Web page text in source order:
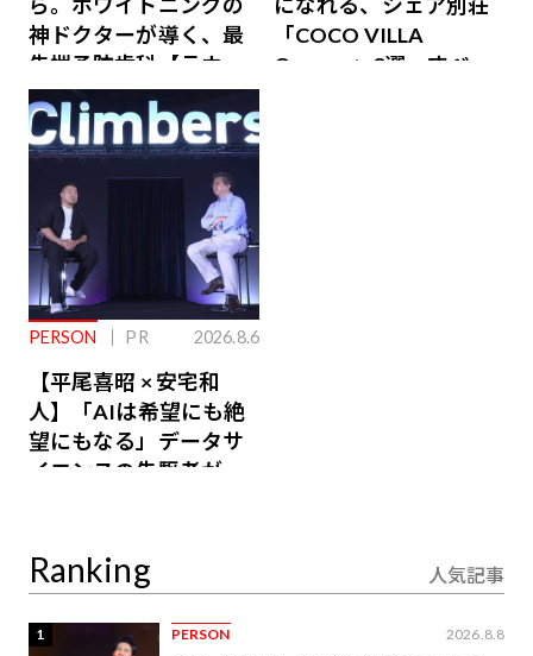
ら。ホワイトニングの
神ドクターが導く、最
先端予防歯科【ラウン
ジ会員特典あり】
になれる、シェア別荘
「COCO VILLA
Owners」3選。すべて
PERSON PR 2026.8.6
【平尾喜昭 × 安宅和
人】「AIは希望にも絶
望にもなる」データサ
イエンスの先駆者が語
Ranking 人気記事
1 PERSON 2026.8.8